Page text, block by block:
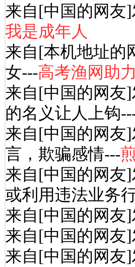
来自[中国的网友
我是成年人
来自[本机地址的
女---高考渔网助
来自[中国的网友
的名义让人上钩
来自[中国的网友
言，欺骗感情---
来自[中国的网友
或利用违法业务
来自[中国的网友
来自[中国的网友
来自[中国的网友